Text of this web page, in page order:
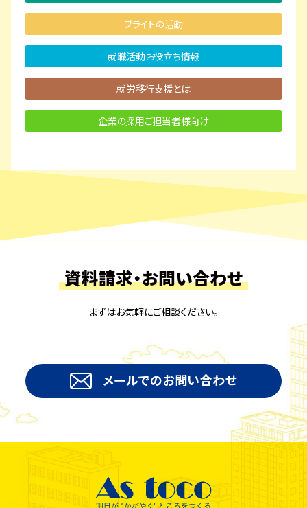
ブライトの活動
就職活動お役立ち情報
就労移行支援とは
企業の採用ご担当者様向け
資料請求・お問い合わせ
まずはお気軽にご相談ください。
メールでのお問い合わせ